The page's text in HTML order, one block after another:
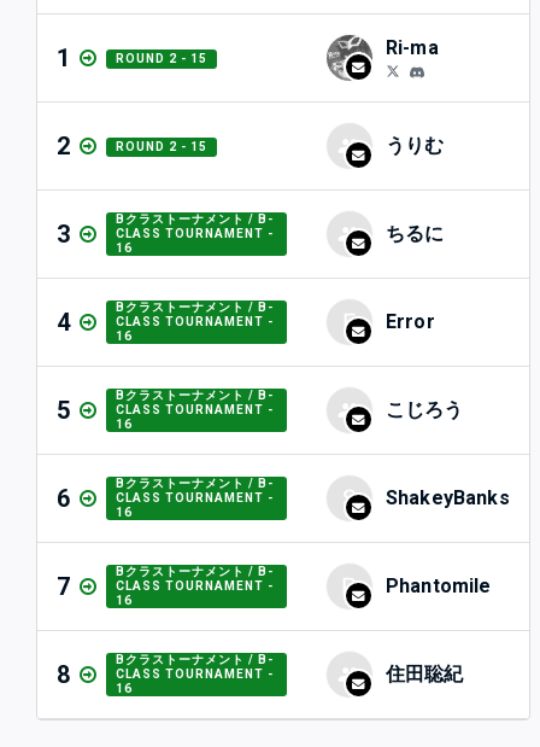
1 ROUND 2 - 15 Ri-ma
2 ROUND 2 - 15 うりむ
3
Bクラストーナメント / B-
CLASS TOURNAMENT -
16
ちるに
4
Bクラストーナメント / B-
CLASS TOURNAMENT -
16
E Error
5
Bクラストーナメント / B-
CLASS TOURNAMENT -
16
こじろう
6
Bクラストーナメント / B-
CLASS TOURNAMENT -
16
S ShakeyBanks
7
Bクラストーナメント / B-
CLASS TOURNAMENT -
16
P Phantomile
8
Bクラストーナメント / B-
CLASS TOURNAMENT -
16
住田聡紀